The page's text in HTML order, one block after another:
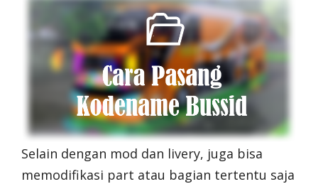
Selain dengan mod dan livery, juga bisa
memodifikasi part atau bagian tertentu saja